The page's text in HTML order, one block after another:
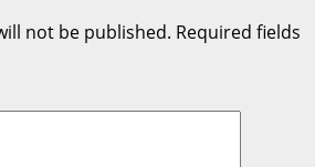
not be published. Required fields